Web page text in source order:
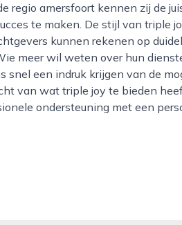
regio amersfoort kennen zij de
te maken. De stijl van triple
kunnen rekenen op
meer wil weten over hun
snel een indruk krijgen van de
van wat triple joy te bieden
ondersteuning met een